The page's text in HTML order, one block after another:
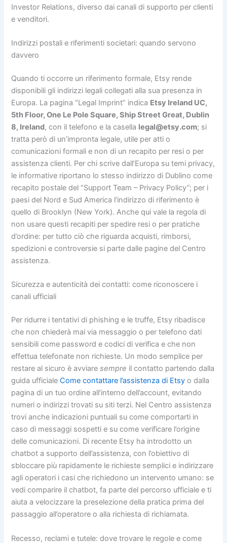
Investor Relations, diverso dai canali di supporto per clienti
e venditori.
Indirizzi postali e riferimenti societari: quando servono
davvero
Quando ti occorre un riferimento formale, Etsy rende
disponibili gli indirizzi legali collegati alla sua presenza in
Europa. La pagina “Legal Imprint” indica Etsy Ireland UC,
5th Floor, One Le Pole Square, Ship Street Great, Dublin
8, Ireland, con il telefono e la casella legal@etsy.com; si
tratta però di un’impronta legale, utile per atti o
comunicazioni formali e non di un recapito per resi o per
assistenza clienti. Per chi scrive dall’Europa su temi privacy,
le informative riportano lo stesso indirizzo di Dublino come
recapito postale del “Support Team – Privacy Policy”; per i
paesi del Nord e Sud America l’indirizzo di riferimento è
quello di Brooklyn (New York). Anche qui vale la regola di
non usare questi recapiti per spedire resi o per pratiche
d’ordine: per tutto ciò che riguarda acquisti, rimborsi,
spedizioni e controversie si parte dalle pagine del Centro
assistenza.
Sicurezza e autenticità dei contatti: come riconoscere i
canali ufficiali
Per ridurre i tentativi di phishing e le truffe, Etsy ribadisce
che non chiederà mai via messaggio o per telefono dati
sensibili come password e codici di verifica e che non
effettua telefonate non richieste. Un modo semplice per
restare al sicuro è avviaresempre il contatto partendo dalla
guida ufficialeCome contattare l’assistenza di Etsy o dalla
pagina di un tuo ordine all’interno dell’account, evitando
numeri o indirizzi trovati su siti terzi. Nel Centro assistenza
trovi anche indicazioni puntuali su come comportarti in
caso di messaggi sospetti e su come verificare l’origine
delle comunicazioni. Di recente Etsy ha introdotto un
chatbot a supporto dell’assistenza, con l’obiettivo di
sbloccare più rapidamente le richieste semplici e indirizzare
agli operatori i casi che richiedono un intervento umano: se
vedi comparire il chatbot, fa parte del percorso ufficiale e ti
aiuta a velocizzare la preselezione della pratica prima del
passaggio all’operatore o alla richiesta di richiamata.
Recesso, reclami e tutele: dove trovare le regole e come